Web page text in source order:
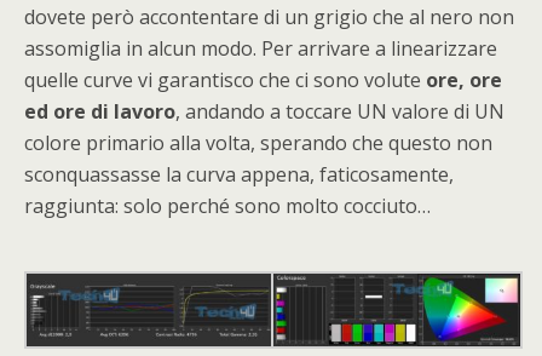
dovete però accontentare di un grigio che al nero non
assomiglia in alcun modo. Per arrivare a linearizzare
quelle curve vi garantisco che ci sono volute ore, ore
ed ore di lavoro, andando a toccare UN valore di UN
colore primario alla volta, sperando che questo non
sconquassasse la curva appena, faticosamente,
raggiunta: solo perché sono molto cocciuto…